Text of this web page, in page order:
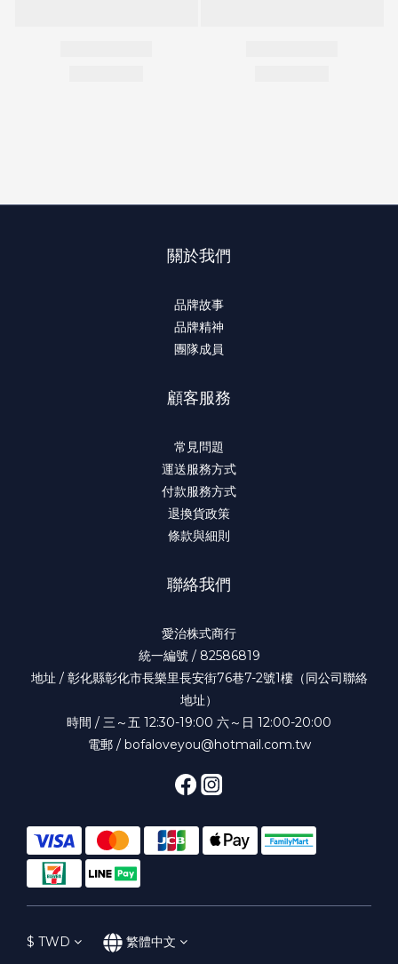
關於我們
品牌故事
品牌精神
團隊成員
顧客服務
常見問題
運送服務方式
付款服務方式
退換貨政策
條款與細則
聯絡我們
愛治株式商行
統一編號 / 82586819
地址 / 彰化縣彰化市長樂里長安街76巷7-2號1樓（同公司聯絡
地址）
時間 / 三～五 12:30-19:00 六～日 12:00-20:00
電郵 / bofaloveyou@hotmail.com.tw
$ TWD 繁體中文